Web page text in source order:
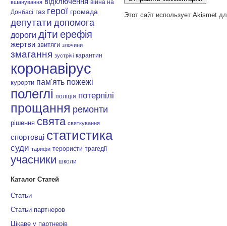
вшанування
війна на
Донбасі газ герої громада
депутати допомога
дороги діти ерефія
жертви звитяги злочини
змагання зустрічі карантин
коронавірус
курорти пам'ять пожежі
полеглі поліція потерпілі
прощання ремонти
рішення свята святкування
спортовці статистика
суди тарифи терористи трагедії
учасники школи
Каталог Статей
Статьи
Статьи партнеров
Цікаве у партнерів
Этот сайт использует Akismet